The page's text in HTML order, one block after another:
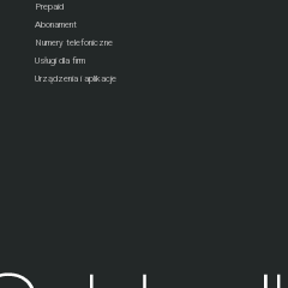
Prepaid
Abonament
Numery telefoniczne
Usługi dla firm
Urządzenia i aplikacje